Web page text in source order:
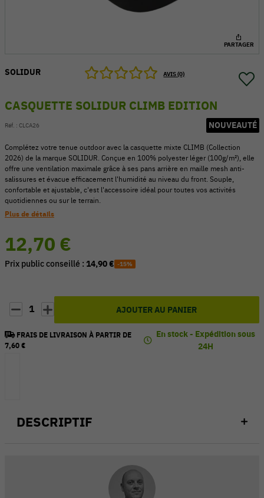
V
PARTAGER
DESCRIPTIF
SOLIDUR AVIS (0)
CASQUETTE SOLIDUR CLIMB EDITION
Réf. : CLCA26 NOUVEAUTÉ
Complétez votre tenue outdoor avec la casquette mixte CLIMB (Collection
2026) de la marque SOLIDUR. Conçue en 100% polyester léger (100g/m²), elle
offre une ventilation maximale grâce à ses pans arrière en maille mesh anti-
salissures et évacue efficacement l'humidité au niveau du front. Souple,
confortable et ajustable, c'est l'accessoire idéal pour toutes vos activités
quotidiennes ou sur le terrain.
Plus de détails
12,70 €
Prix public conseillé : 14,90 € -15%
1 AJOUTER AU PANIER
FRAIS DE LIVRAISON À PARTIR DE
7,60 €
En stock - Expédition sous
24H